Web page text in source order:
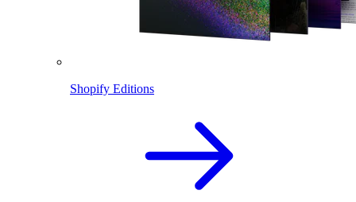
Shopify Editions